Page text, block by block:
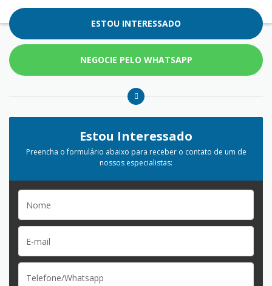
ESTOU INTERESSADO
NEGOCIE PELO WHATSAPP
Estou Interessado
Preencha o formulário abaixo para receber o contato de um de
nossos especialistas: